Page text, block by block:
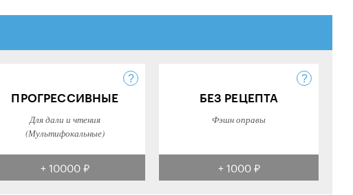
ПРОГРЕССИВНЫЕ
Для дали и чтения
(Мультифокальные)
+ 10000 ₽
БЕЗ РЕЦЕПТА
Фэшн оправы
+ 1000 ₽